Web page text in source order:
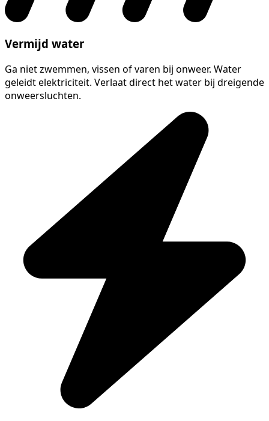
Vermijd water
Ga niet zwemmen, vissen of varen bij onweer. Water
geleidt elektriciteit. Verlaat direct het water bij dreigende
onweersluchten.